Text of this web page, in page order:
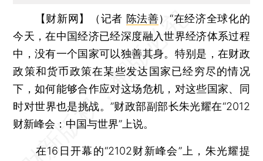
【财新网】（记者 陈法善）“在经济全球化的
今天，在中国经济已经深度融入世界经济体系过程
中，没有一个国家可以独善其身。特别是，在财政
政策和货币政策在某些发达国家已经穷尽的情况
下，如何能够合作应对这场危机，对这些国家、同
时对世界也是挑战。”财政部副部长朱光耀在“2012
财新峰会：中国与世界”上说。
在16日开幕的“2102财新峰会”上，朱光耀提